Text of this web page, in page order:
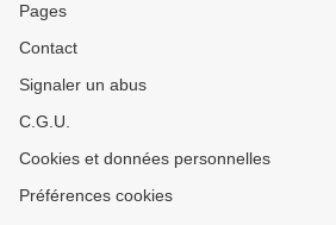
Pages
Contact
Signaler un abus
C.G.U.
Cookies et données personnelles
Préférences cookies